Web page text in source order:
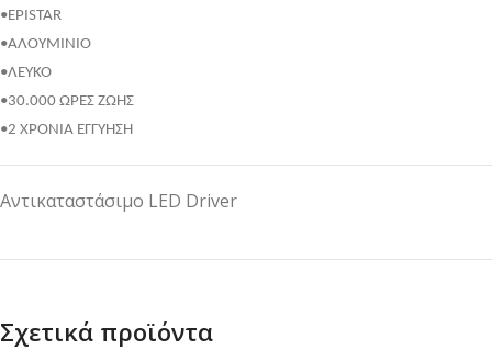
•EPISTAR
•ΑΛΟΥΜΙΝΙΟ
•ΛΕΥΚΟ
•30.000 ΩΡΕΣ ΖΩΗΣ
•2 ΧΡΟΝΙΑ ΕΓΓΥΗΣΗ
Αντικαταστάσιμο LED Driver
Σχετικά προϊόντα